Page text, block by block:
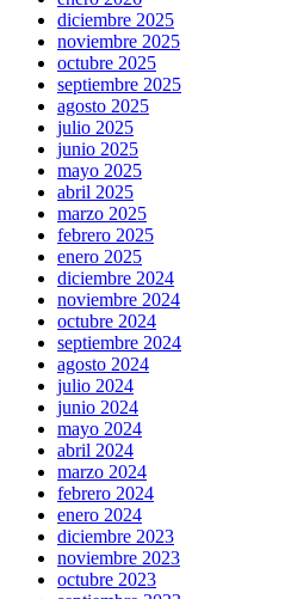
diciembre 2025
noviembre 2025
octubre 2025
septiembre 2025
agosto 2025
julio 2025
junio 2025
mayo 2025
abril 2025
marzo 2025
febrero 2025
enero 2025
diciembre 2024
noviembre 2024
octubre 2024
septiembre 2024
agosto 2024
julio 2024
junio 2024
mayo 2024
abril 2024
marzo 2024
febrero 2024
enero 2024
diciembre 2023
noviembre 2023
octubre 2023